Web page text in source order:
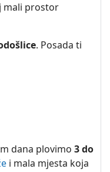
mali prostor
. Posada ti
dana plovimo 3 do
i mala mjesta koja